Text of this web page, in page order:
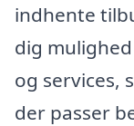
indhente
dig
og services,
der passer